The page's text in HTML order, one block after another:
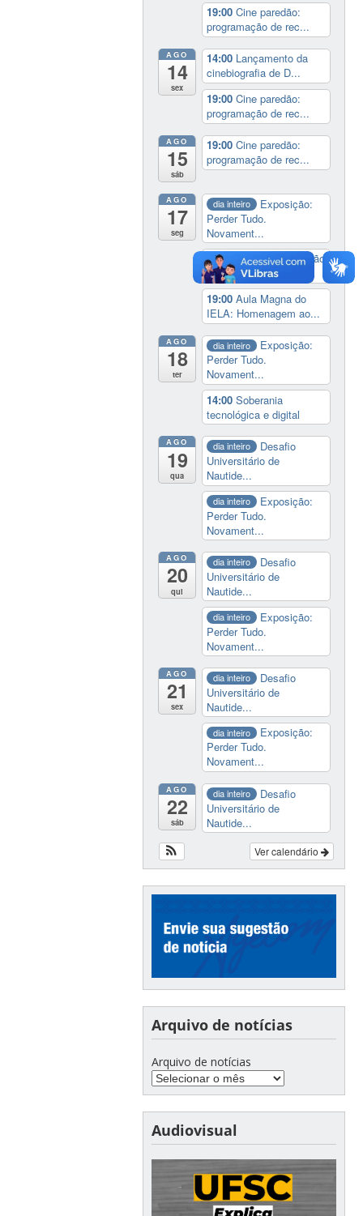
19:00Cine paredão:
programação de rec...
AGO
14
sex
14:00 Lançamento da
cinebiografia de D...
19:00Cine paredão:
programação de rec...
AGO
15
sáb
19:00Cine paredão:
programação de rec...
AGO
17
seg
dia inteiro
Exposição:
Perder Tudo.
Novament...
16:00
Curso de formação
em Jornalismo ...
19:00Aula Magna do
IELA: Homenagem ao...
AGO
18
ter
dia inteiro
Exposição:
Perder Tudo.
Novament...
14:00Soberania
tecnológica e digital
AGO
19
qua
dia inteiro
Desafio
Universitário de
Nautide...
dia inteiro
Exposição:
Perder Tudo.
Novament...
AGO
20
qui
dia inteiro
Desafio
Universitário de
Nautide...
dia inteiro
Exposição:
Perder Tudo.
Novament...
AGO
21
sex
dia inteiro
Desafio
Universitário de
Nautide...
dia inteiro
Exposição:
Perder Tudo.
Novament...
AGO
22
sáb
dia inteiro
Desafio
Universitário de
Nautide...
Ver calendário
Arquivo de notícias
Arquivo de notícias
Audiovisual